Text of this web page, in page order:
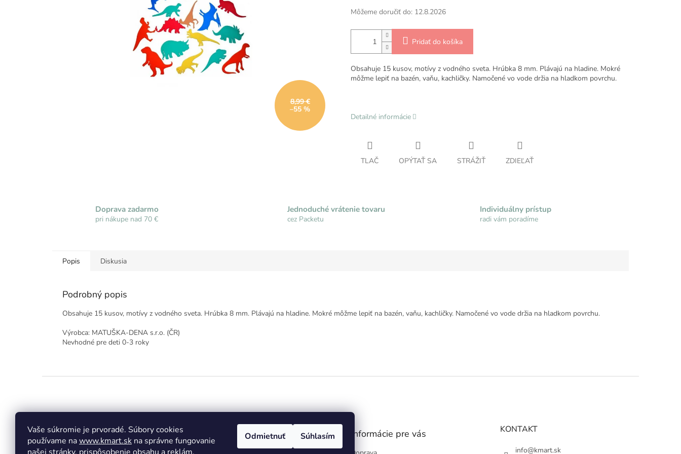
Vaše súkromie je prvoradé. Súbory cookies
používame nawww.kmart.sk na správne fungovanie
Odmietnuť Súhlasím
8,99 €
–55 %
Môžeme doručiť do: 12.8.2026
Pridať do košíka
Obsahuje 15 kusov, motívy z vodného sveta. Hrúbka 8 mm. Plávajú na hladine. Mokré
môžme lepiť na bazén, vaňu, kachličky. Namočené vo vode držia na hladkom povrchu.
Detailné informácie
TLAČ OPÝTAŤ SA STRÁŽIŤ ZDIEĽAŤ
Doprava zadarmo
pri nákupe nad 70 €
Jednoduché vrátenie tovaru
cez Packetu
Individuálny prístup
radi vám poradíme
Popis Diskusia
Podrobný popis
Obsahuje 15 kusov, motívy z vodného sveta. Hrúbka 8 mm. Plávajú na hladine. Mokré môžme lepiť na bazén, vaňu, kachličky. Namočené vo vode držia na hladkom povrchu.
Výrobca: MATUŠKA-DENA s.r.o. (ČR)
Nevhodné pre deti 0-3 roky
Facebook Informácie pre vás KONTAKT
info@kmart.sk